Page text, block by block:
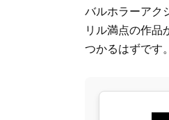
バルホラーアク
リル満点の作品
つかるはずです。